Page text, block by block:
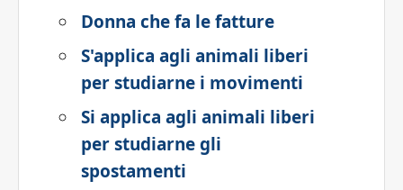
Donna che fa le fatture
S'applica agli animali liberi
per studiarne i movimenti
Si applica agli animali liberi
per studiarne gli
spostamenti